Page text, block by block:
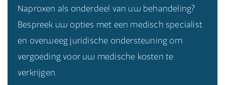
factoren, zoals de dosering, de ernst van de pijn
of ontsteking, en individuele reacties op het
medicijn. Voor specifieke adviezen over het
gebruik van Naproxen in uw situatie, is het
belangrijk om direct met een
Naproxen als onderdeel van uw behandeling?
Bespreek uw opties met een medisch specialist
en overweeg juridische ondersteuning om
vergoeding voor uw medische kosten te
verkrijgen.